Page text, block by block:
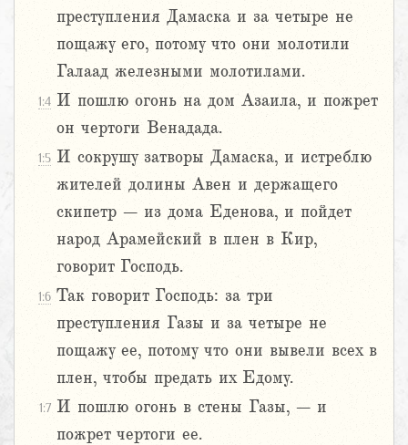
преступления Дамаска и за четыре не
пощажу его, потому что они молотили
Галаад железными молотилами.
1:4 И пошлю огонь на дом Азаила, и пожрет
он чертоги Венадада.
1:5 И сокрушу затворы Дамаска, и истреблю
жителей долины Авен и держащего
скипетр – из дома Еденова, и пойдет
народ Арамейский в плен в Кир,
говорит Господь.
1:6 Так говорит Господь: за три
преступления Газы и за четыре не
пощажу ее, потому что они вывели всех в
плен, чтобы предать их Едому.
1:7 И пошлю огонь в стены Газы, – и
пожрет чертоги ее.